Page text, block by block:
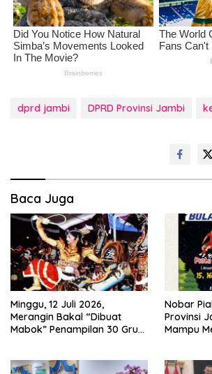
dprd jambi DPRD Provinsi Jambi
Baca Juga
Minggu, 12 Juli 2026,
Merangin Bakal “Dibuat
Mabok” Penampilan 30 Grup
Nobar
Provinsi
Mampu